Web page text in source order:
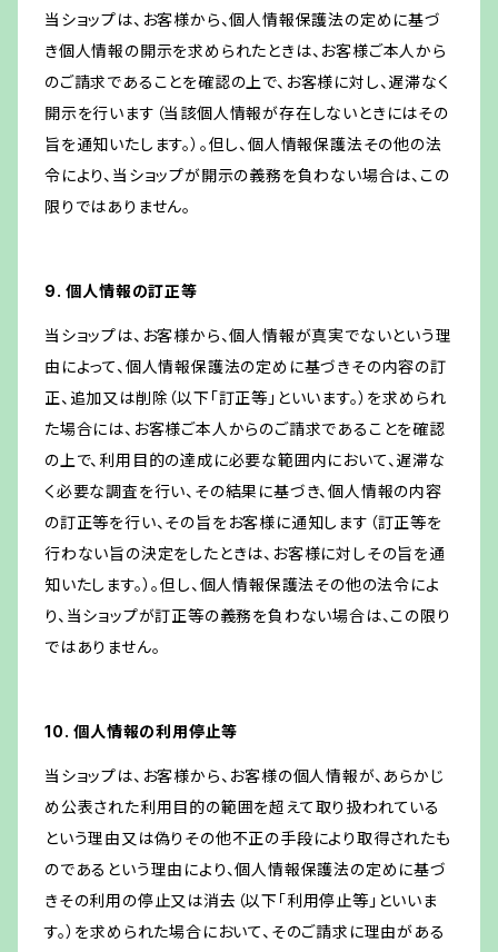
当ショップは、お客様から、個人情報保護法の定めに基づ
き個人情報の開示を求められたときは、お客様ご本人から
のご請求であることを確認の上で、お客様に対し、遅滞なく
開示を行います（当該個人情報が存在しないときにはその
旨を通知いたします。）。但し、個人情報保護法その他の法
令により、当ショップが開示の義務を負わない場合は、この
限りではありません。
9. 個人情報の訂正等
当ショップは、お客様から、個人情報が真実でないという理
由によって、個人情報保護法の定めに基づきその内容の訂
正、追加又は削除（以下「訂正等」といいます。）を求められ
た場合には、お客様ご本人からのご請求であることを確認
の上で、利用目的の達成に必要な範囲内において、遅滞な
く必要な調査を行い、その結果に基づき、個人情報の内容
の訂正等を行い、その旨をお客様に通知します（訂正等を
行わない旨の決定をしたときは、お客様に対しその旨を通
知いたします。）。但し、個人情報保護法その他の法令によ
り、当ショップが訂正等の義務を負わない場合は、この限り
ではありません。
10. 個人情報の利用停止等
当ショップは、お客様から、お客様の個人情報が、あらかじ
め公表された利用目的の範囲を超えて取り扱われている
という理由又は偽りその他不正の手段により取得されたも
のであるという理由により、個人情報保護法の定めに基づ
きその利用の停止又は消去（以下「利用停止等」といいま
す。）を求められた場合において、そのご請求に理由がある